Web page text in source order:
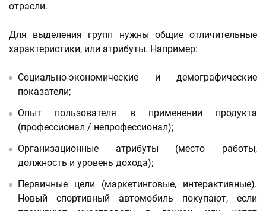
отрасли.
Для выделения групп нужны общие отличительные
характеристики, или атрибуты. Например:
Социально-экономические и демографические
показатели;
Опыт пользователя в применении продукта
(профессионал / непрофессионал);
Организационные атрибуты (место работы,
должность и уровень дохода);
Первичные цели (маркетинговые, интерактивные).
Новый спортивный автомобиль покупают, если